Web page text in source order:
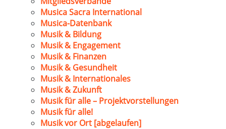
Musica Sacra International
Musica-Datenbank
Musik & Bildung
Musik & Engagement
Musik & Finanzen
Musik & Gesundheit
Musik & Internationales
Musik & Zukunft
Musik für alle – Projektvorstellungen
Musik für alle!
Musik vor Ort [abgelaufen]